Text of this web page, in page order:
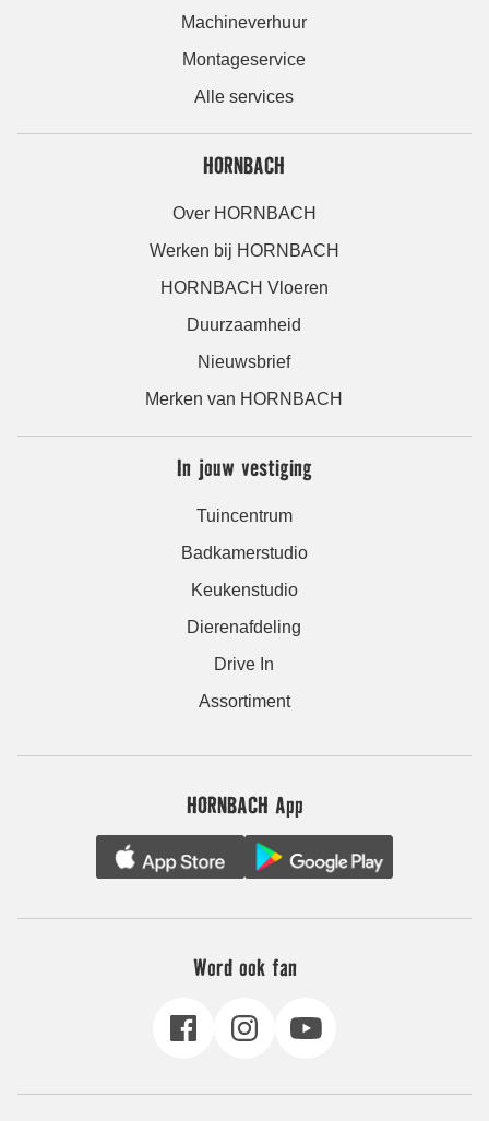
Machineverhuur
Montageservice
Alle services
HORNBACH
Over HORNBACH
Werken bij HORNBACH
HORNBACH Vloeren
Duurzaamheid
Nieuwsbrief
Merken van HORNBACH
In jouw vestiging
Tuincentrum
Badkamerstudio
Keukenstudio
Dierenafdeling
Drive In
Assortiment
HORNBACH App
Word ook fan